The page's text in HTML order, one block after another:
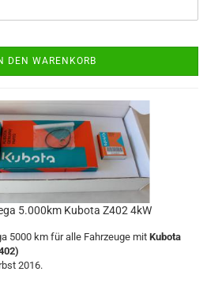
DEN WARENKORB
5.000km Kubota Z402 4kW
5000 km für alle Fahrzeuge mit Kubota
2016.